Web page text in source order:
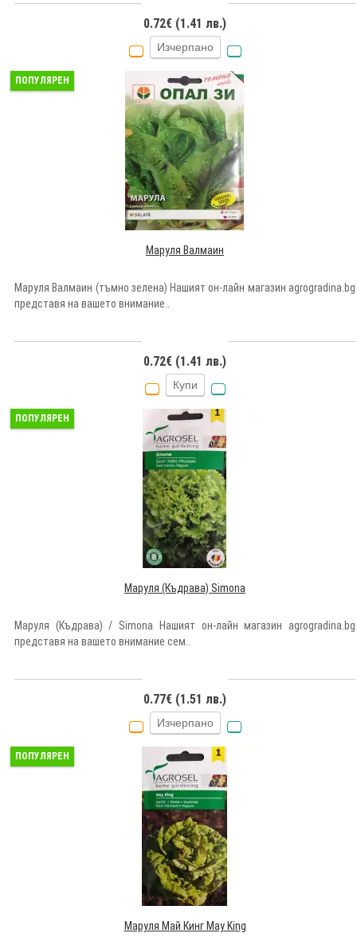
0.72€ (1.41 лв.)
Изчерпано
ПОПУЛЯРЕН
Маруля Валмаин
Маруля Валмаин (тъмно зелена) Нашият он-лайн магазин agrogradina.bg
представя на вашето внимание..
0.72€ (1.41 лв.)
Купи
ПОПУЛЯРЕН
Маруля (Къдрава) Simona
Маруля (Къдрава) / Simona Нашият он-лайн магазин agrogradina.bg
представя на вашето внимание сем..
0.77€ (1.51 лв.)
Изчерпано
ПОПУЛЯРЕН
Маруля Май Кинг May King